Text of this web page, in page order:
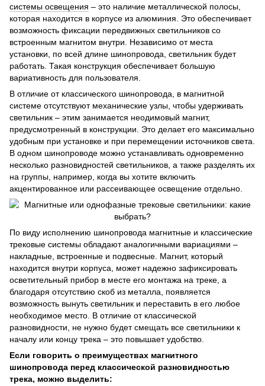
системы освещения – это наличие металлической полосы,
которая находится в корпусе из алюминия. Это обеспечивает
возможность фиксации передвижных светильников со
встроенным магнитом внутри. Независимо от места
установки, по всей длине шинопровода, светильник будет
работать. Такая конструкция обеспечивает большую
вариативность для пользователя.
В отличие от классического шинопровода, в магнитной
системе отсутствуют механические узлы, чтобы удерживать
светильник – этим занимается неодимовый магнит,
предусмотренный в конструкции. Это делает его максимально
удобным при установке и при перемещении источников света.
В одном шинопроводе можно устанавливать одновременно
несколько разновидностей светильников, а также разделять их
на группы, например, когда вы хотите включить
акцентированное или рассеивающее освещение отдельно.
По виду исполнению шинопровода магнитные и классические
трековые системы обладают аналогичными вариациями –
накладные, встроенные и подвесные. Магнит, который
находится внутри корпуса, может надежно зафиксировать
осветительный прибор в месте его монтажа на треке, а
благодаря отсутствию скоб из металла, появляется
возможность вынуть светильник и переставить в его любое
необходимое место. В отличие от классической
разновидности, не нужно будет смещать все светильники к
началу или концу трека – это повышает удобство.
Если говорить о преимуществах магнитного
шинопровода перед классической разновидностью
трека, можно выделить: